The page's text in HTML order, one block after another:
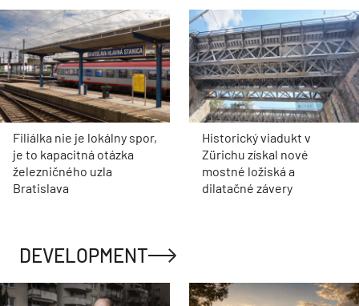
Filiálka nie je lokálny spor,
je to kapacitná otázka
železničného uzla
Bratislava
Historický viadukt v
Zürichu získal nové
mostné ložiská a
dilatačné závery
DEVELOPMENT